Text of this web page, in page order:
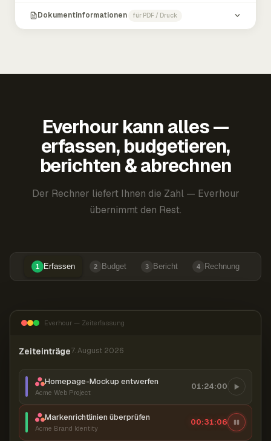
Dokumentinformationen für PDF / Druck
Everhour kann alles —
erfassen, budgetieren,
berichten & abrechnen
Der Rechner liefert Ihnen die Zahl — Everhour
übernimmt den Rest.
1 Erfassen 2 Budget 3 Bericht 4 Rechnung
Everhour — Zeiterfassung
Zeiteinträge7. August 2026
Homepage-Mockup entwerfen
Acme Web Project
01:24:00
Markenrichtlinien überprüfen
Acme Brand Identity
00:31:06